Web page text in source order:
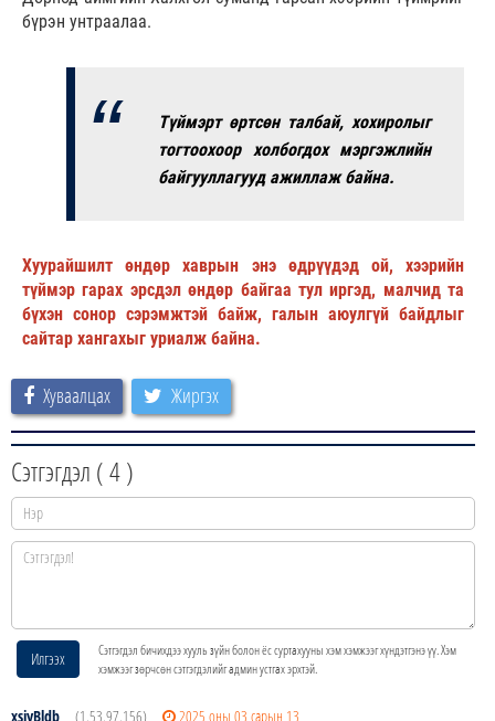
бүрэн унтраалаа.
Түймэрт өртсөн талбай, хохиролыг
тогтоохоор холбогдох мэргэжлийн
байгууллагууд ажиллаж байна.
Хуурайшилт өндөр хаврын энэ өдрүүдэд ой, хээрийн
түймэр гарах эрсдэл өндөр байгаа тул иргэд, малчид та
бүхэн сонор сэрэмжтэй байж, галын аюулгүй байдлыг
сайтар хангахыг уриалж байна.
Хуваалцах Жиргэх
Сэтгэгдэл (4)
Илгээх
Сэтгэгдэл бичихдээ хууль зүйн болон ёс суртахууны хэм хэмжээг хүндэтгэнэ үү. Хэм
хэмжээг зөрчсөн сэтгэгдэлийг админ устгах эрхтэй.
xsjyBldb (1.53.97.156) 2025 оны 03 сарын 13